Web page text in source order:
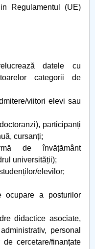
Regulamentul (UE)
datele cu
categorii de
viitori elevi sau
participanți
cursanți;
de învățământ
universității);
elevilor;
ocupare a posturilor
didactice asociate,
personal
cercetare/finanțate